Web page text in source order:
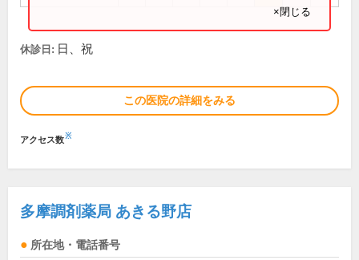
×閉じる
休診日: 日、祝
この医院の詳細をみる
アクセス数※
多摩調剤薬局 あきる野店
所在地・電話番号